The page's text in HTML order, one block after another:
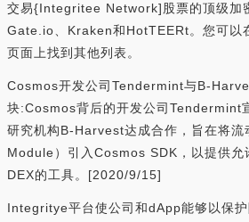
交易{Integritee Network]股票的顶级加
Gate.io、Kraken和HotTEERt。您可以
页面上找到其他列表。
Cosmos开发公司Tendermint与B-
块:Cosmos背后的开发公司Tendermint
研究机构B-Harvest达成合作，旨在将
Module）引入Cosmos SDK，以提供允
DEX的工具。[2020/9/15]
Integritye平台使公司和dApp能够以保